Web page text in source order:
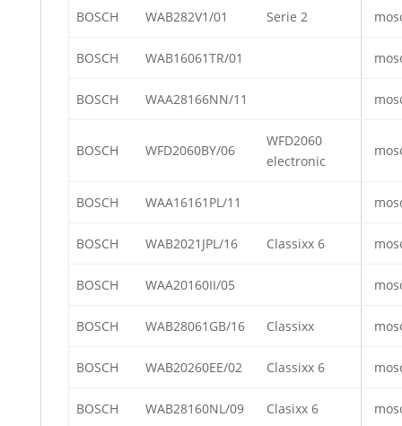
BOSCH WAB282V1/01 Serie 2
BOSCH WAB16061TR/01
BOSCH WAA28166NN/11
BOSCH WFD2060BY/06
WFD2060
electronic
BOSCH WAA16161PL/11
BOSCH WAB2021JPL/16 Classixx 6
BOSCH WAA20160II/05
BOSCH WAB28061GB/16 Classixx
BOSCH WAB20260EE/02 Classixx 6
BOSCH WAB28160NL/09 Clasixx 6